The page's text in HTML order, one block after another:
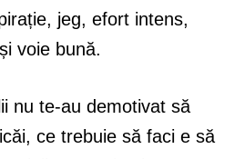
jeg, efort intens,
voie bună.
nu te-au demotivat să
ce trebuie să faci e să